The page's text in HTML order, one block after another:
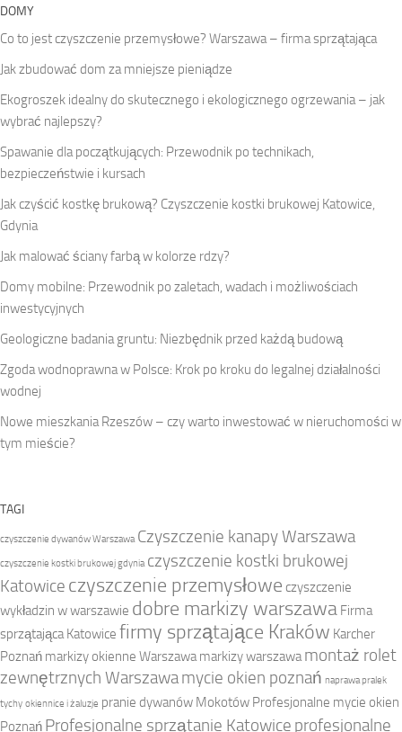
DOMY
Co to jest czyszczenie przemysłowe? Warszawa – firma sprzątająca
Jak zbudować dom za mniejsze pieniądze
Ekogroszek idealny do skutecznego i ekologicznego ogrzewania – jak
wybrać najlepszy?
Spawanie dla początkujących: Przewodnik po technikach,
bezpieczeństwie i kursach
Jak czyścić kostkę brukową? Czyszczenie kostki brukowej Katowice,
Gdynia
Jak malować ściany farbą w kolorze rdzy?
Domy mobilne: Przewodnik po zaletach, wadach i możliwościach
inwestycyjnych
Geologiczne badania gruntu: Niezbędnik przed każdą budową
Zgoda wodnoprawna w Polsce: Krok po kroku do legalnej działalności
wodnej
Nowe mieszkania Rzeszów – czy warto inwestować w nieruchomości w
tym mieście?
TAGI
czyszczenie dywanów Warszawa Czyszczenie kanapy Warszawa
czyszczenie kostki brukowej gdynia czyszczenie kostki brukowej
Katowice czyszczenie przemysłowe czyszczenie
wykładzin w warszawie dobre markizy warszawa Firma
sprzątająca Katowice firmy sprzątające Kraków Karcher
Poznań markizy okienne Warszawa markizy warszawa montaż rolet
zewnętrznych Warszawamycie okien poznań naprawa pralek
tychy okiennice i żaluzje pranie dywanów Mokotów Profesjonalne mycie okien
Poznań Profesjonalne sprzątanie Katowice profesjonalne